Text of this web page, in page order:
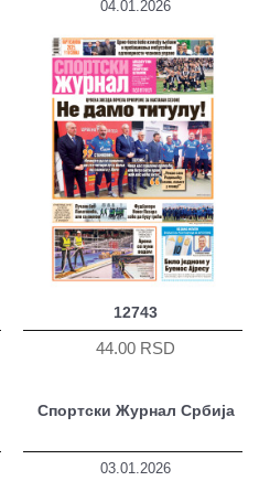
04.01.2026
12743
44.00 RSD
Спортски Журнал Србија
03.01.2026